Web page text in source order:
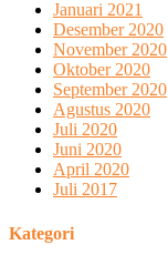
Januari 2021
Desember 2020
November 2020
Oktober 2020
September 2020
Agustus 2020
Juli 2020
Juni 2020
April 2020
Juli 2017
Kategori